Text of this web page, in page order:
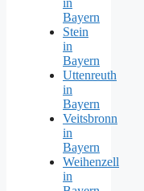
in
Bayern
Stein
in
Bayern
Uttenreuth
in
Bayern
Veitsbronn
in
Bayern
Weihenzell
in